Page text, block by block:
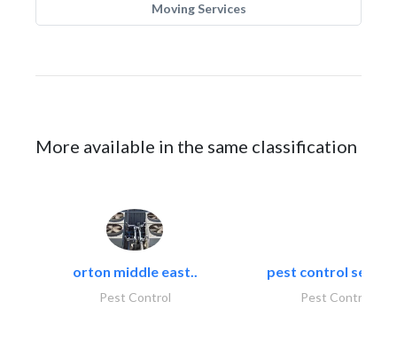
Moving Services
More available in the same classification
orton middle east..
Pest Control
pest control
Pest Control